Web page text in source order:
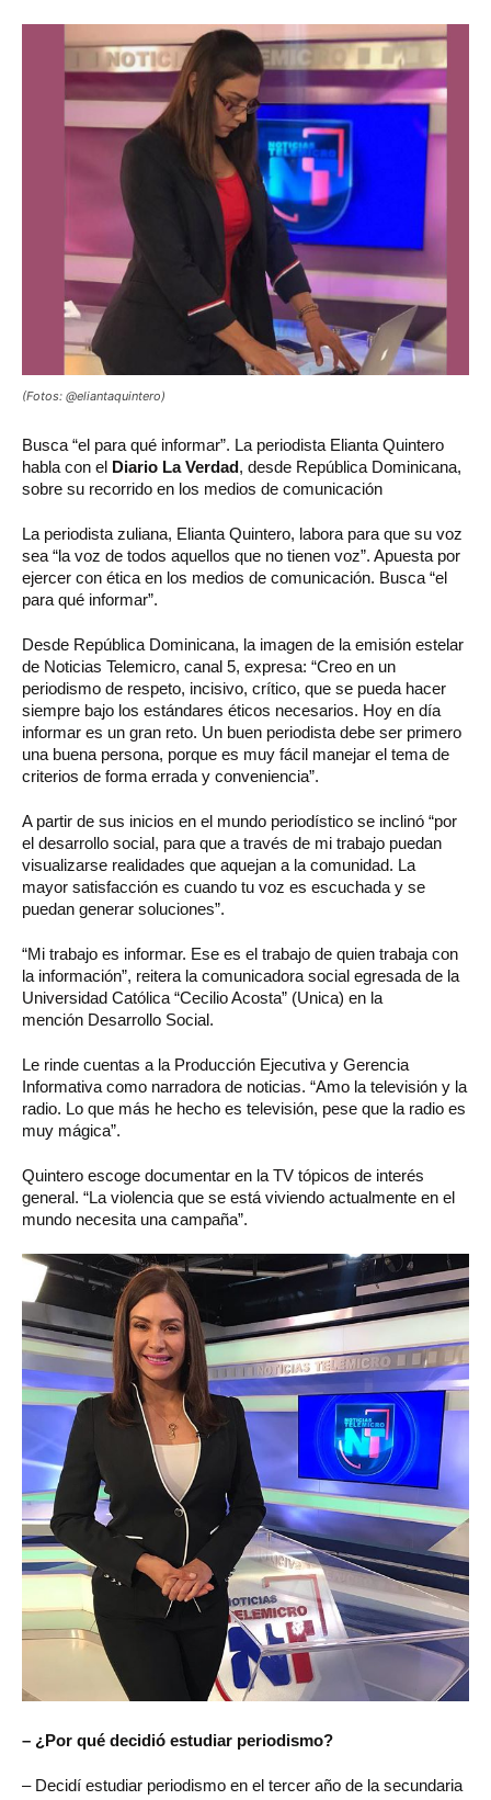
(Fotos: @eliantaquintero)
Busca “el para qué informar”. La periodista Elianta Quintero
habla con el Diario La Verdad, desde República Dominicana,
sobre su recorrido en los medios de comunicación
La periodista zuliana, Elianta Quintero, labora para que su voz
sea “la voz de todos aquellos que no tienen voz”. Apuesta por
ejercer con ética en los medios de comunicación. Busca “el
para qué informar”.
Desde República Dominicana, la imagen de la emisión estelar
de Noticias Telemicro, canal 5, expresa: “Creo en un
periodismo de respeto, incisivo, crítico, que se pueda hacer
siempre bajo los estándares éticos necesarios. Hoy en día
informar es un gran reto. Un buen periodista debe ser primero
una buena persona, porque es muy fácil manejar el tema de
criterios de forma errada y conveniencia”.
A partir de sus inicios en el mundo periodístico se inclinó “por
el desarrollo social, para que a través de mi trabajo puedan
visualizarse realidades que aquejan a la comunidad. La
mayor satisfacción es cuando tu voz es escuchada y se
puedan generar soluciones”.
“Mi trabajo es informar. Ese es el trabajo de quien trabaja con
la información”, reitera la comunicadora social egresada de la
Universidad Católica “Cecilio Acosta” (Unica) en la
mención Desarrollo Social.
Le rinde cuentas a la Producción Ejecutiva y Gerencia
Informativa como narradora de noticias. “Amo la televisión y la
radio. Lo que más he hecho es televisión, pese que la radio es
muy mágica”.
Quintero escoge documentar en la TV tópicos de interés
general. “La violencia que se está viviendo actualmente en el
mundo necesita una campaña”.
– ¿Por qué decidió estudiar periodismo?
– Decidí estudiar periodismo en el tercer año de la secundaria